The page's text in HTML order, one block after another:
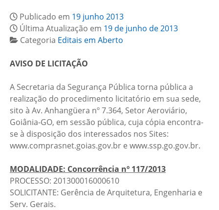
Publicado em 19 junho 2013
Última Atualização em 19 de junho de 2013
Categoria Editais em Aberto
AVISO DE LICITAÇÃO
A Secretaria da Segurança Pública torna pública a
realização do procedimento licitatório em sua sede,
sito à Av. Anhangüera nº 7.364, Setor Aeroviário,
Goiânia-GO, em sessão pública, cuja cópia encontra-
se à disposição dos interessados nos Sites:
www.comprasnet.goias.gov.br e www.ssp.go.gov.br.
MODALIDADE: Concorrência nº 117/2013
PROCESSO: 201300016000610
SOLICITANTE: Gerência de Arquitetura, Engenharia e
Serv. Gerais.